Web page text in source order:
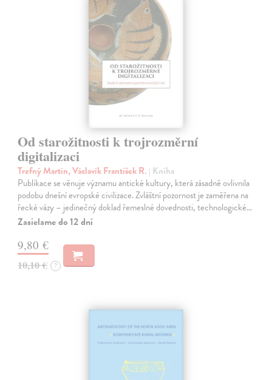
Od starožitnosti k trojrozměrní
digitalizaci
Trefný Martin, Václavík František R. | Kniha
Publikace se věnuje významu antické kultury, která zásadně ovlivnila
podobu dnešní evropské civilizace. Zvláštní pozornost je zaměřena na
řecké vázy – jedinečný doklad řemeslné dovednosti, technologické…
Zasielame do 12 dní
9,80 €
10,10 € ?